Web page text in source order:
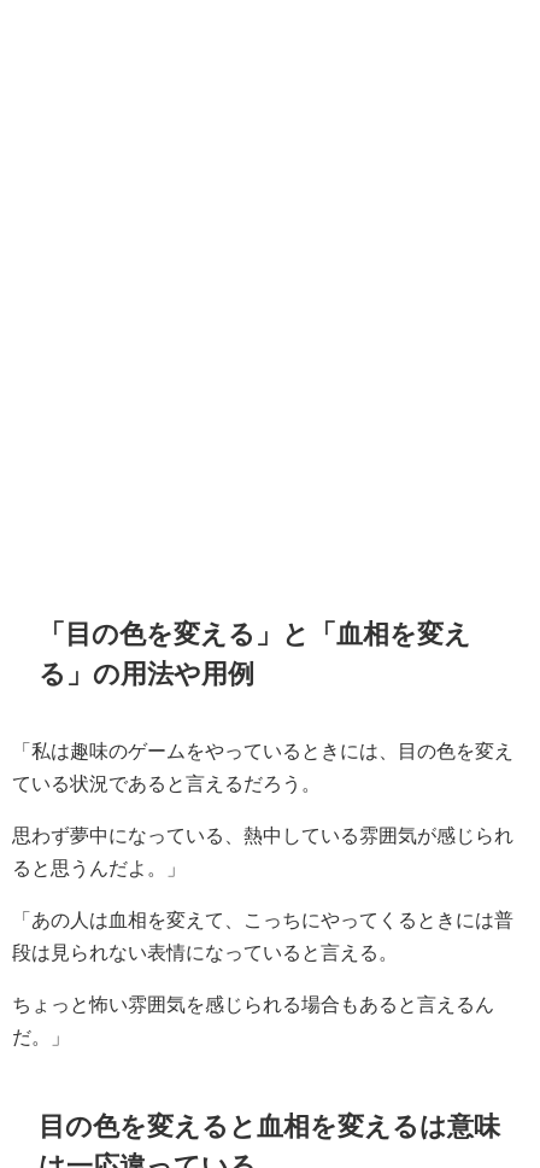
「目の色を変える」と「血相を変え
る」の用法や用例
「私は趣味のゲームをやっているときには、目の色を変え
ている状況であると言えるだろう。
思わず夢中になっている、熱中している雰囲気が感じられ
ると思うんだよ。」
「あの人は血相を変えて、こっちにやってくるときには普
段は見られない表情になっていると言える。
ちょっと怖い雰囲気を感じられる場合もあると言えるん
だ。」
目の色を変えると血相を変えるは意味